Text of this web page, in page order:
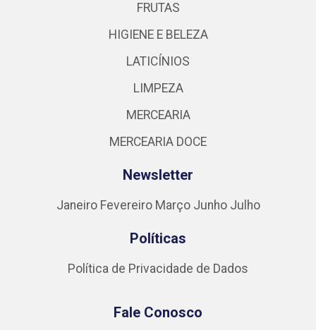
FRUTAS
HIGIENE E BELEZA
LATICÍNIOS
LIMPEZA
MERCEARIA
MERCEARIA DOCE
Newsletter
Janeiro Fevereiro Março Junho Julho
Políticas
Política de Privacidade de Dados
Fale Conosco